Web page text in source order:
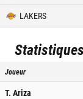
LAKERS
Statistiques
Joueur
T. Ariza